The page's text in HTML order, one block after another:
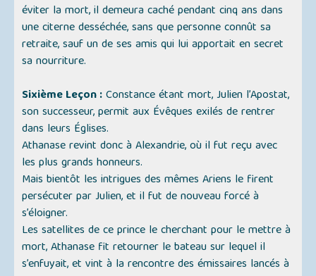
éviter la mort, il demeura caché pendant cinq ans dans
une citerne desséchée, sans que personne connût sa
retraite, sauf un de ses amis qui lui apportait en secret
sa nourriture.
Sixième Leçon :Constance étant mort, Julien l’Apostat,
son successeur, permit aux Évêques exilés de rentrer
dans leurs Églises.
Athanase revint donc à Alexandrie, où il fut reçu avec
les plus grands honneurs.
Mais bientôt les intrigues des mêmes Ariens le firent
persécuter par Julien, et il fut de nouveau forcé à
s’éloigner.
Les satellites de ce prince le cherchant pour le mettre à
mort, Athanase fit retourner le bateau sur lequel il
s’enfuyait, et vint à la rencontre des émissaires lancés à